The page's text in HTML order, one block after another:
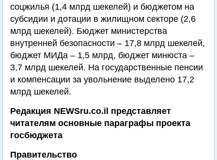
соцжилья (1,4 млрд шекелей) и бюджетом на
субсидии и дотации в жилищном секторе (2,6
млрд шекелей). Бюджет министерства
внутренней безопасности – 17,8 млрд шекелей,
бюджет МИДа – 1,5 млрд, бюджет минюста –
3,7 млрд шекелей. На государственные пенсии
и компенсации за увольнение выделено 17,2
млрд шекелей.
Редакция NEWSru.co.il представляет
читателям основные параграфы проекта
госбюджета
Правительство